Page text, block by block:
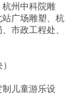
州中科院雕
广场雕塑、杭
市政工程处、
儿童游乐设